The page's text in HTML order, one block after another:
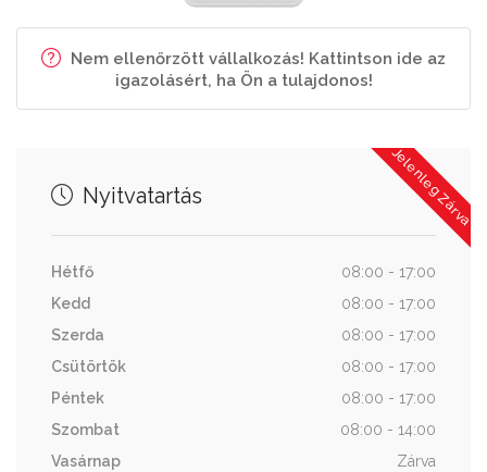
Nem ellenőrzött vállalkozás! Kattintson ide az
igazolásért, ha Ön a tulajdonos!
Jelenleg Zárva
Nyitvatartás
Hétfő
08:00 - 17:00
Kedd
08:00 - 17:00
Szerda
08:00 - 17:00
Csütörtök
08:00 - 17:00
Péntek
08:00 - 17:00
Szombat
08:00 - 14:00
Vasárnap
Zárva